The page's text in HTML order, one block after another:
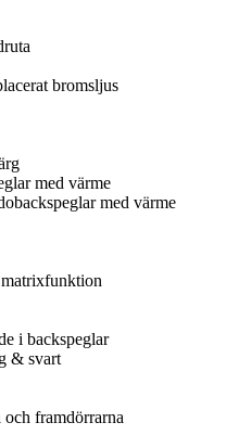
bromsljus
med värme
med värme
i backspeglar
& svart
framdörrarna